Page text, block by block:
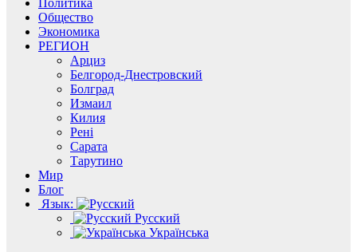
Политика
Общество
Экономика
РЕГИОН
Арциз
Белгород-Днестровский
Болград
Измаил
Килия
Рені
Сарата
Тарутино
Мир
Блог
Язык:
Русский
Українська